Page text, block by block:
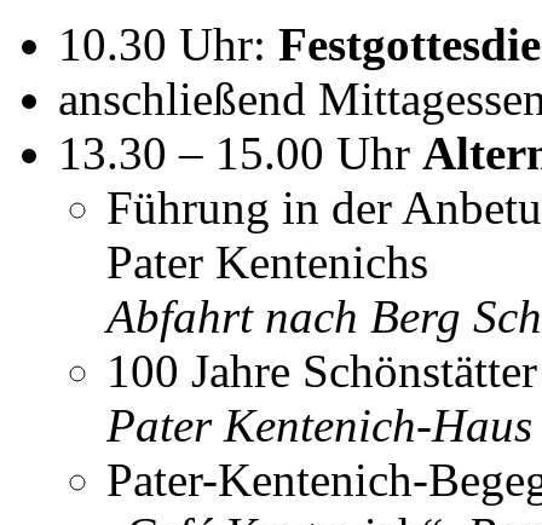
10.30 Uhr:
anschließend
13.30 – 15.00 Uhr
Führung in der
Pater Kentenichs
Abfahrt nach Berg
100 Jahre
Pater Kentenich-Haus
Pater-Kentenich-